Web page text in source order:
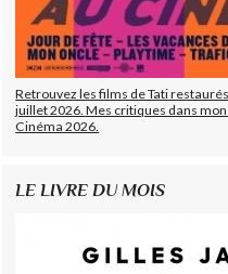
Retrouvez les films de Tati
juillet 2026. Mes critiques dans
Cinéma 2026.
LE LIVRE DU MOIS